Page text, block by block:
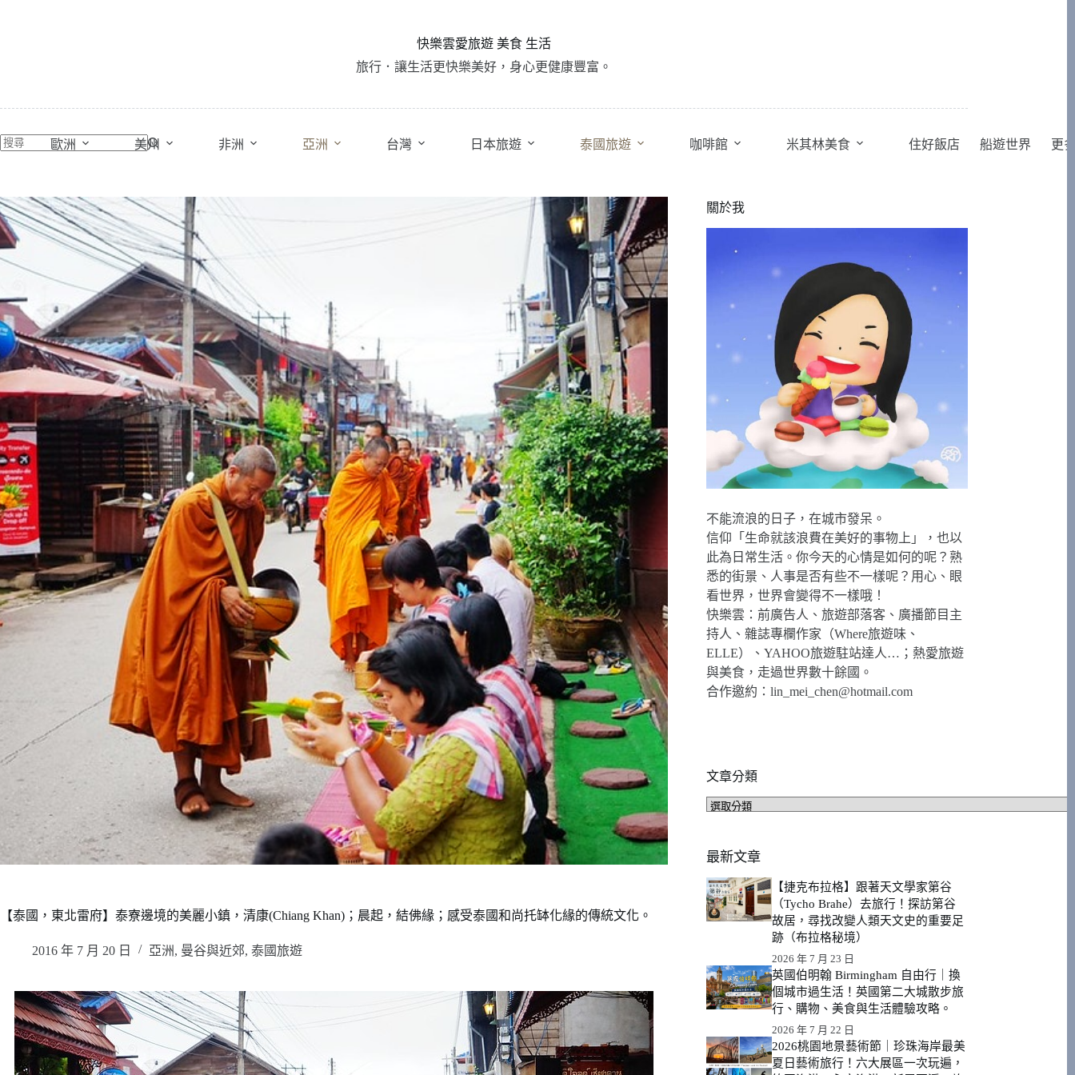
容
快樂雲愛旅遊 美食 生活
旅行．讓生活更快樂美好，身心更健康豐富。
歐洲 美州 非洲 亞洲 台灣 日本旅遊 泰國旅遊 咖啡館 米其林美食 住好飯店 船遊世界 更
【泰國，東北雷府】泰寮邊境的美麗小鎮，清康(Chiang Khan)​；晨起，結佛緣；感受泰國和尚托缽化緣的傳統文化。
2016 年 7 月 20 日 亞洲, 曼谷與近郊, 泰國旅遊
關於我
不能流浪的日子，在城市發呆。
信仰「生命就該浪費在美好的事物上」，也以
此為日常生活。你今天的心情是如何的呢？熟
悉的街景、人事是否有些不一樣呢？用心、眼
看世界，世界會變得不一樣哦！
快樂雲：前廣告人、旅遊部落客、廣播節目主
持人、雜誌專欄作家（Where旅遊味、
ELLE）、YAHOO旅遊駐站達人…；熱愛旅遊
與美食，走過世界數十餘國。
合作邀約：lin_mei_chen@hotmail.com
文章分類
文
類
最新文章
【捷克布拉格】跟著天文學家第谷
（Tycho Brahe）去旅行！探訪第谷
故居，尋找改變人類天文史的重要足
跡（布拉格秘境）
2026 年 7 月 23 日
英國伯明翰 Birmingham 自由行｜換
個城市過生活！英國第二大城散步旅
行、購物、美食與生活體驗攻略。
2026 年 7 月 22 日
2026桃園地景藝術節｜珍珠海岸最美
夏日藝術旅行！六大展區一次玩遍，